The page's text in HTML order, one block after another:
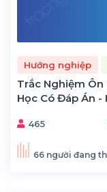
Hướng nghiệp
Trắc Nghiệm
Học Có Đáp Án -
465
66 người đang